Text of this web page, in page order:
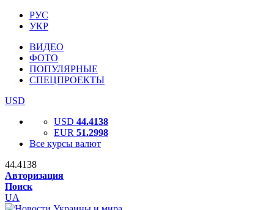
РУС
УКР
ВИДЕО
ФОТО
ПОПУЛЯРНЫЕ
СПЕЦПРОЕКТЫ
USD
USD 44.4138
EUR 51.2998
Все курсы валют
44.4138
Авторизация
Поиск
UA